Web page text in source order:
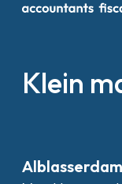
Klein
Alblasserdam